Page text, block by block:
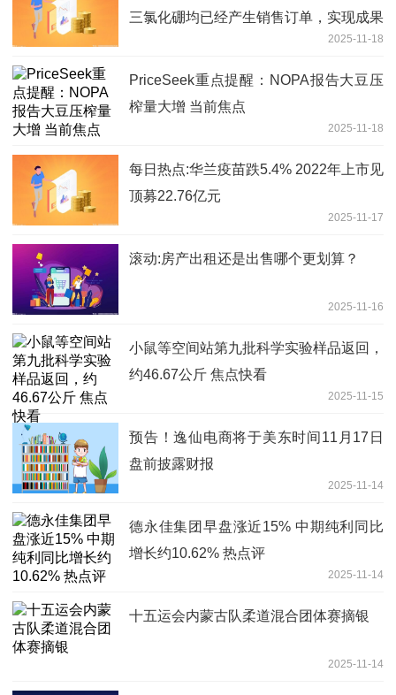
三氯化硼均已经产生销售订单，实现成果
2025-11-18
PriceSeek重点提醒：NOPA报告大豆压
榨量大增 当前焦点
2025-11-18
每日热点:华兰疫苗跌5.4% 2022年上市见
顶募22.76亿元
2025-11-17
滚动:房产出租还是出售哪个更划算？
2025-11-16
小鼠等空间站第九批科学实验样品返回，
约46.67公斤 焦点快看
2025-11-15
预告！逸仙电商将于美东时间11月17日
盘前披露财报
2025-11-14
德永佳集团早盘涨近15% 中期纯利同比
增长约10.62% 热点评
2025-11-14
十五运会内蒙古队柔道混合团体赛摘银
2025-11-14